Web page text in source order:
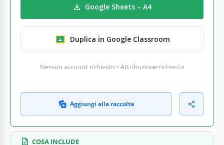
Google Sheets – A4
Duplica in Google Classroom
Nessun account richiesto • Attribuzione richiesta
Aggiungi alla raccolta
COSA INCLUDE